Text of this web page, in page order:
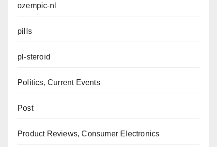
ozempic-nl
pills
pl-steroid
Politics, Current Events
Post
Product Reviews, Consumer Electronics